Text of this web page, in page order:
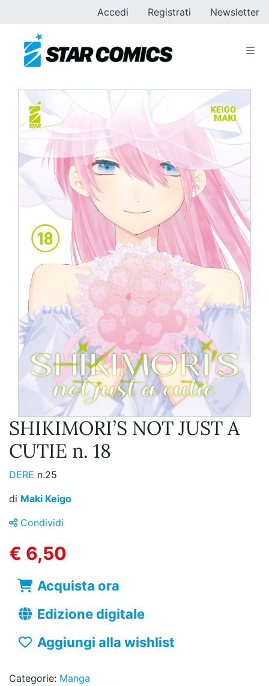
Accedi Registrati Newsletter
SHIKIMORI’S NOT JUST A
CUTIE n. 18
DERE n.25
di Maki Keigo
Condividi
€ 6,50
Acquista ora
Edizione digitale
Aggiungi alla wishlist
Categorie: Manga